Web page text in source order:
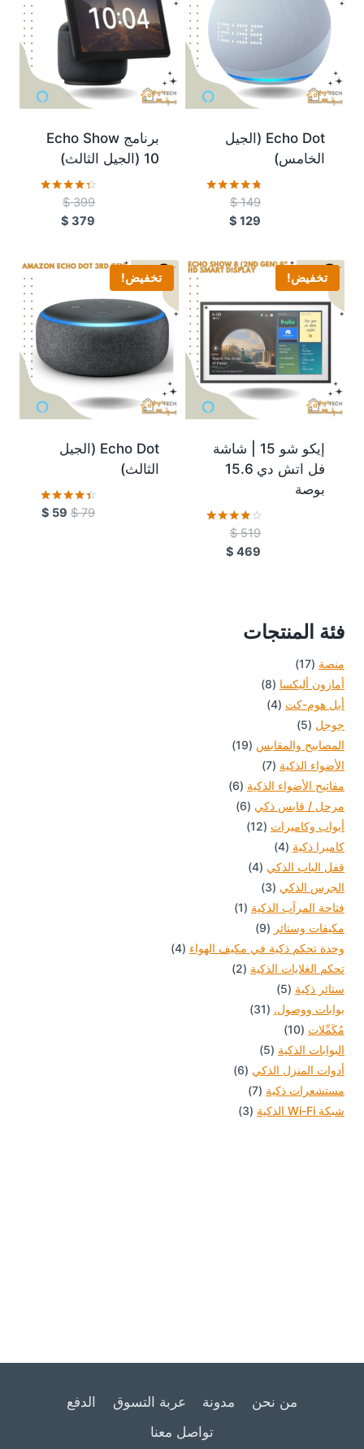
Echo Dot (الجيل
الخامس)
تم التقييم
من 5
$149
$ 129
برنامج Echo Show
10 (الجيل الثالث)
تم التقييم
من 5
$399
$ 379
تخفيض!
إيكو شو 15 | شاشة
فل اتش دي 15.6
بوصة
تم التقييم
من 5
$519
$ 469
تخفيض!
Echo Dot (الجيل
الثالث)
تم التقييم
$79
$ 59
فئة المنتجات
منصة 17
17
منتج
أمازون أليكسا 8
8
أبل هوم-كت 4
4
جوجل 5
5
منتجات
المصابيح والمقابس 19
19
الأضواء الذكية 7
7
منتجاتمفاتيح الأضواء الذكية 6
6
مرحل / قابس ذكي 6
6
أبواب وكاميرات 12
12
كاميرا ذكية 4
4
منتجاتقفل الباب الذكي 4
4
الجرس الذكي 3
3
منتجاتفتاحة المرآب الذكية 1
واحد
مكيفات وستائر 9
9
منتجات
وحدة تحكم ذكية في مكيف الهواء 4
4
تحكم الغلايات الذكية 2
2
ستائر ذكية 5
5
منتجاتبوابات ووصول. 31
31
مُكَمِّلات 10
10
منتجاتالبوابات الذكية 5
5
منتجاتأدوات المنزل الذكي 6
6
مستشعرات ذكية 7
7
منتجات
شبكة Wi-Fi الذكية 3
3
من نحن مدونة عربة التسوق
الدفع
تواصل معنا